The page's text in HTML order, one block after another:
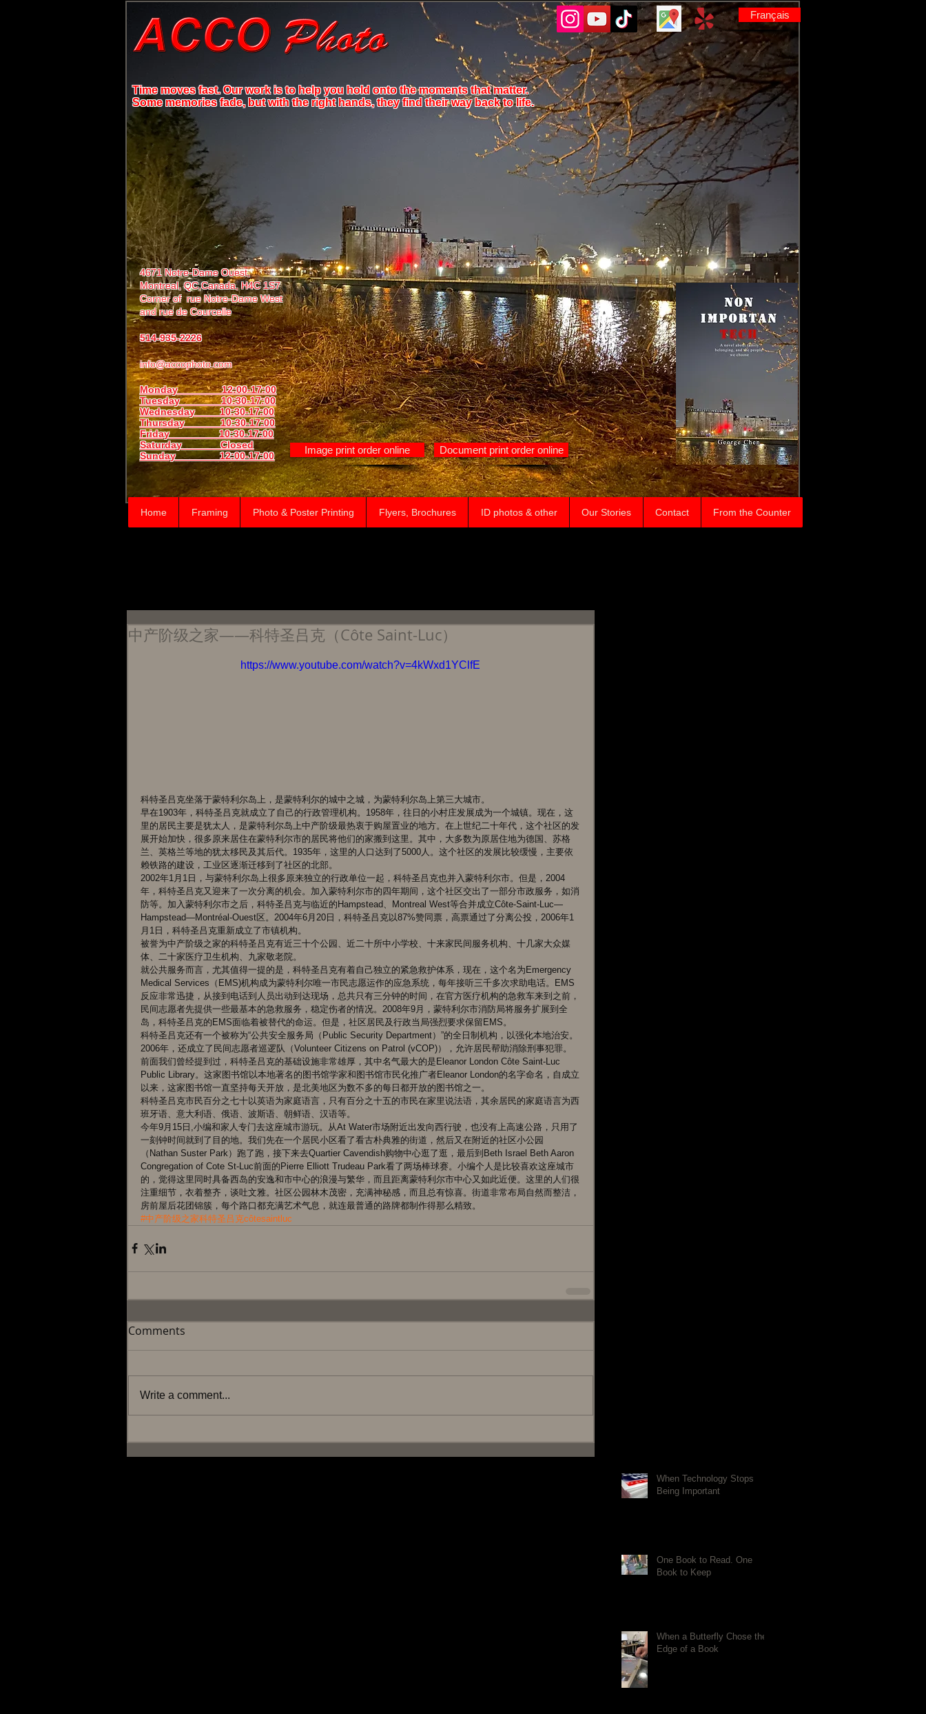
4671 Notre-Dame Ouest,
Montreal, QC,Canada, H4C 1S7
Corner of rue Notre-Dame West
andrue de Courcelle
514-935-2226
info@accophoto.com
Monday 12:00-17:00
Tuesday 10:30-17:00
Wednesday 10:30-17:00
Thursday10:30-17:00
Friday 10:30-17:00
Saturday Closed
Sunday12:00-17:00
Français
Home Framing Photo & Poster Printing Flyers, Brochures ID photos & other Our Stories Contact From the Counter
Time moves fast. Our work is to help you hold onto the moments that matter.
Some memories fade, but with the right hands, they find their way back to life.
Image print order online Document print order online
中产阶级之家——科特圣吕克（Côte Saint-Luc）
https://www.youtube.com/watch?v=4kWxd1YClfE
科特圣吕克坐落于蒙特利尔岛上，是蒙特利尔的城中之城，为蒙特利尔岛上第三大城市。
早在1903年，科特圣吕克就成立了自己的行政管理机构。1958年，往日的小村庄发展成为一个城镇。现在，这
里的居民主要是犹太人，是蒙特利尔岛上中产阶级最热衷于购屋置业的地方。在上世纪二十年代，这个社区的发
展开始加快，很多原来居住在蒙特利尔市的居民将他们的家搬到这里。其中，大多数为原居住地为德国、苏格
兰、英格兰等地的犹太移民及其后代。1935年，这里的人口达到了5000人。这个社区的发展比较缓慢，主要依
赖铁路的建设，工业区逐渐迁移到了社区的北部。
2002年1月1日，与蒙特利尔岛上很多原来独立的行政单位一起，科特圣吕克也并入蒙特利尔市。但是，2004
年，科特圣吕克又迎来了一次分离的机会。加入蒙特利尔市的四年期间，这个社区交出了一部分市政服务，如消
防等。加入蒙特利尔市之后，科特圣吕克与临近的Hampstead、Montreal West等合并成立Côte-Saint-Luc—
Hampstead—Montréal-Ouest区。2004年6月20日，科特圣吕克以87%赞同票，高票通过了分离公投，2006年1
月1日，科特圣吕克重新成立了市镇机构。
被誉为中产阶级之家的科特圣吕克有近三十个公园、近二十所中小学校、十来家民间服务机构、十几家大众媒
体、二十家医疗卫生机构、九家敬老院。
就公共服务而言，尤其值得一提的是，科特圣吕克有着自己独立的紧急救护体系，现在，这个名为Emergency
Medical Services（EMS)机构成为蒙特利尔唯一市民志愿运作的应急系统，每年接听三千多次求助电话。EMS
反应非常迅捷，从接到电话到人员出动到达现场，总共只有三分钟的时间，在官方医疗机构的急救车来到之前，
民间志愿者先提供一些最基本的急救服务，稳定伤者的情况。2008年9月，蒙特利尔市消防局将服务扩展到全
岛，科特圣吕克的EMS面临着被替代的命运。但是，社区居民及行政当局强烈要求保留EMS。
科特圣吕克还有一个被称为“公共安全服务局（Public Security Department）”的全日制机构，以强化本地治安。
2006年，还成立了民间志愿者巡逻队（Volunteer Citizens on Patrol (vCOP)），允许居民帮助消除刑事犯罪。
前面我们曾经提到过，科特圣吕克的基础设施非常雄厚，其中名气最大的是Eleanor London Côte Saint-Luc
Public Library。这家图书馆以本地著名的图书馆学家和图书馆市民化推广者Eleanor London的名字命名，自成立
以来，这家图书馆一直坚持每天开放，是北美地区为数不多的每日都开放的图书馆之一。
科特圣吕克市民百分之七十以英语为家庭语言，只有百分之十五的市民在家里说法语，其余居民的家庭语言为西
班牙语、意大利语、俄语、波斯语、朝鲜语、汉语等。
今年9月15日,小编和家人专门去这座城市游玩。从At Water市场附近出发向西行驶，也没有上高速公路，只用了
一刻钟时间就到了目的地。我们先在一个居民小区看了看古朴典雅的街道，然后又在附近的社区小公园
（Nathan Suster Park）跑了跑，接下来去Quartier Cavendish购物中心逛了逛，最后到Beth Israel Beth Aaron
Congregation of Cote St-Luc前面的Pierre Elliott Trudeau Park看了两场棒球赛。小编个人是比较喜欢这座城市
的，觉得这里同时具备西岛的安逸和市中心的浪漫与繁华，而且距离蒙特利尔市中心又如此近便。这里的人们很
注重细节，衣着整齐，谈吐文雅。社区公园林木茂密，充满神秘感，而且总有惊喜。街道非常布局自然而整洁，
房前屋后花团锦簇，每个路口都充满艺术气息，就连最普通的路牌都制作得那么精致。
#中产阶级之家科特圣吕克côtesaintluc
Comments
Write a comment...
When Technology Stops
Being Important
One Book to Read. One
Book to Keep
When a Butterfly Chose the
Edge of a Book